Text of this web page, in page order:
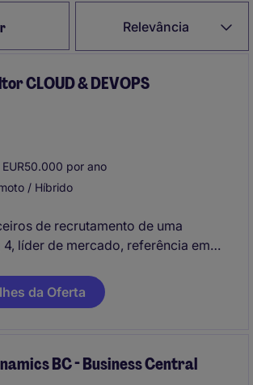
Relevância
CLOUD & DEVOPS
por ano
/ Híbrido
de recrutamento de uma
líder de mercado, referência em
de identificação de DevOps &
para integrar projectos no Porto,
da Oferta
BC - Business Central